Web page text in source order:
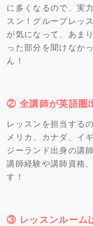
に多くなるので、実
スン！グループレッ
が気になって、あま
った部分を聞けなか
ん！
② 全講師が英語圏
レッスンを担当する
メリカ、カナダ、イ
ジーランド出身の講
講師経験や講師資格
す！
③ レッスンルーム